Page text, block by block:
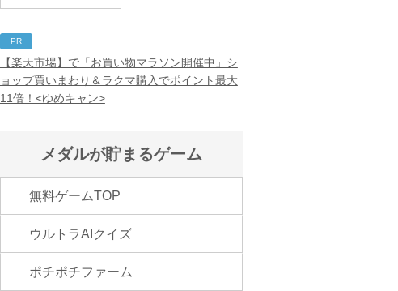
PR
【楽天市場】で「お買い物マラソン開催中」シ
ョップ買いまわり＆ラクマ購入でポイント最大
11倍！<ゆめキャン>
メダルが貯まるゲーム
無料ゲームTOP
ウルトラAIクイズ
ポチポチファーム